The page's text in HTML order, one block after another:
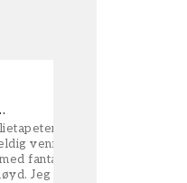
Maken til
vennlige og
fantastisk fin
Jeg anbefaler